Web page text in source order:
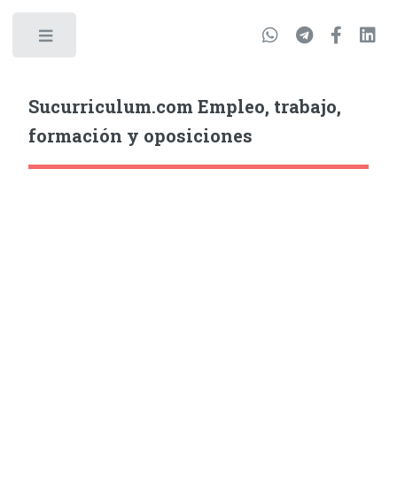
Sucurriculum.com Empleo, trabajo,
formación y oposiciones